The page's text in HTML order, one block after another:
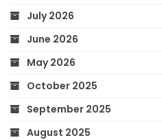
July 2026
June 2026
May 2026
October 2025
September 2025
August 2025